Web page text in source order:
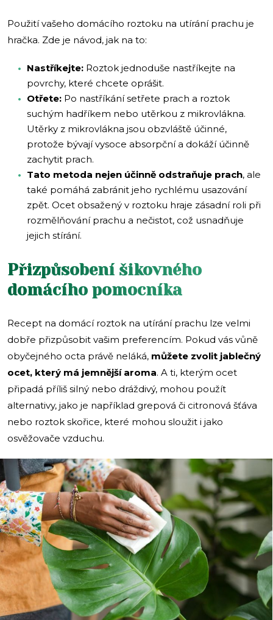
Použití vašeho domácího roztoku na utírání prachu je
hračka. Zde je návod, jak na to:
Nastříkejte: Roztok jednoduše nastříkejte na
povrchy, které chcete oprášit.
Otřete: Po nastříkání setřete prach a roztok
suchým hadříkem nebo utěrkou z mikrovlákna.
Utěrky z mikrovlákna jsou obzvláště účinné,
protože bývají vysoce absorpční a dokáží účinně
zachytit prach.
Tato metoda nejen účinně odstraňuje prach, ale
také pomáhá zabránit jeho rychlému usazování
zpět. Ocet obsažený v roztoku hraje zásadní roli při
rozmělňování prachu a nečistot, což usnadňuje
jejich stírání.
Přizpůsobení šikovného
domácího pomocníka
Recept na domácí roztok na utírání prachu lze velmi
dobře přizpůsobit vašim preferencím. Pokud vás vůně
obyčejného octa právě neláká, můžete zvolit jablečný
ocet, který má jemnější aroma. A ti, kterým ocet
připadá příliš silný nebo dráždivý, mohou použít
alternativy, jako je například grepová či citronová šťáva
nebo roztok skořice, které mohou sloužit i jako
osvěžovače vzduchu.